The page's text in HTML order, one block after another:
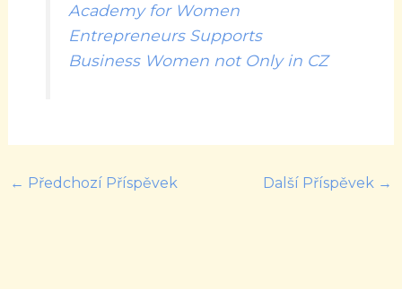
Academy for Women
Entrepreneurs Supports
Business Women not Only in CZ
← Předchozí Příspěvek Další Příspěvek →